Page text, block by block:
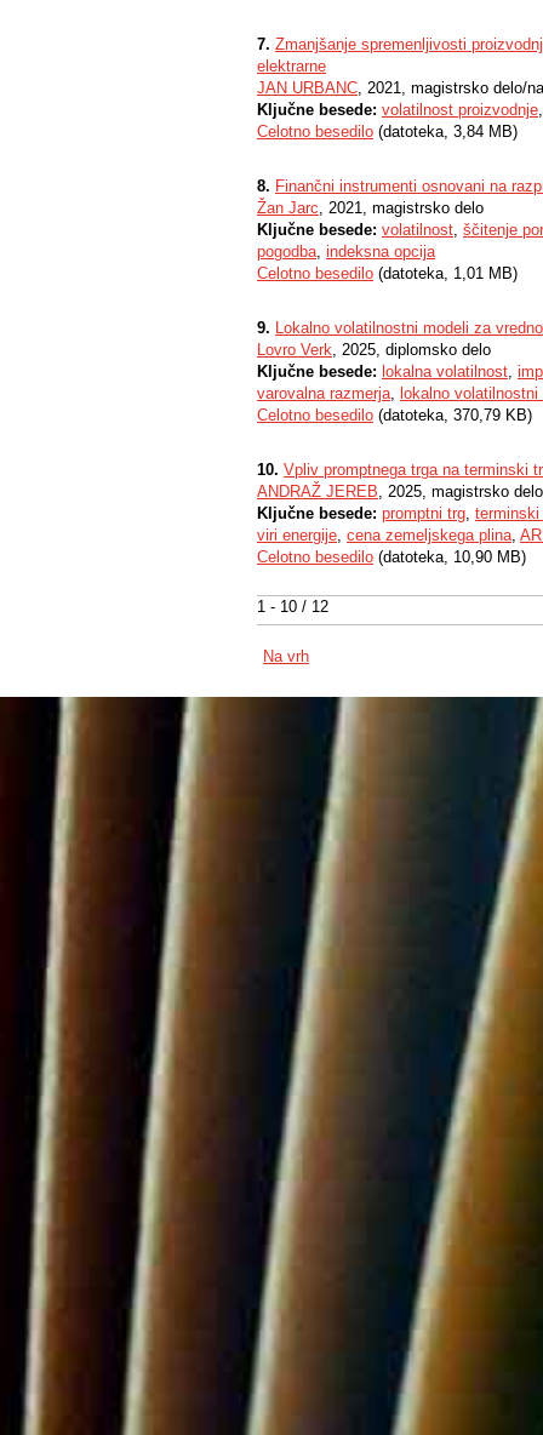
1 - 10 / 12
7. Zmanjšanje spremenljivosti
elektrarne
JAN URBANC, 2021, magistrsko delo/
Ključne besede: volatilnost proizvodnje
Celotno besedilo (datoteka, 3,84 MB)
8. Finančni instrumenti osnovani na
Žan Jarc, 2021, magistrsko delo
Ključne besede: volatilnost, ščitenje
pogodba, indeksna opcija
Celotno besedilo (datoteka, 1,01 MB)
9. Lokalno volatilnostni modeli za
Lovro Verk, 2025, diplomsko delo
Ključne besede: lokalna volatilnost,
varovalna razmerja, lokalno volatilnostni
Celotno besedilo (datoteka, 370,79 KB)
10. Vpliv promptnega trga na terminski
ANDRAŽ JEREB, 2025, magistrsko delo
Ključne besede: promptni trg, terminski
viri energije, cena zemeljskega plina,
Celotno besedilo (datoteka, 10,90 MB)
Na vrh